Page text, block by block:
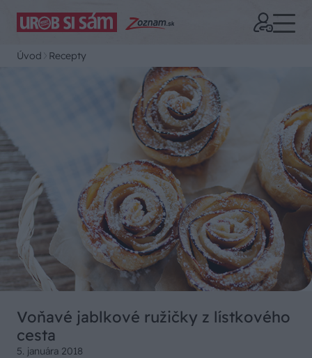
Úvod Recepty
Voňavé jablkové ružičky z lístkového
cesta
5. januára 2018